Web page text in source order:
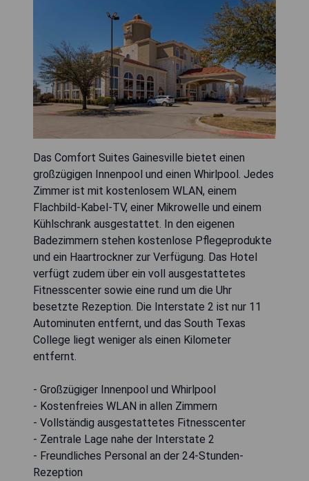
Das Comfort Suites Gainesville bietet einen
großzügigen Innenpool und einen Whirlpool. Jedes
Zimmer ist mit kostenlosem WLAN, einem
Flachbild-Kabel-TV, einer Mikrowelle und einem
Kühlschrank ausgestattet. In den eigenen
Badezimmern stehen kostenlose Pflegeprodukte
und ein Haartrockner zur Verfügung. Das Hotel
verfügt zudem über ein voll ausgestattetes
Fitnesscenter sowie eine rund um die Uhr
besetzte Rezeption. Die Interstate 2 ist nur 11
Autominuten entfernt, und das South Texas
College liegt weniger als einen Kilometer
entfernt.
- Großzügiger Innenpool und Whirlpool
- Kostenfreies WLAN in allen Zimmern
- Vollständig ausgestattetes Fitnesscenter
- Zentrale Lage nahe der Interstate 2
- Freundliches Personal an der 24-Stunden-
Rezeption